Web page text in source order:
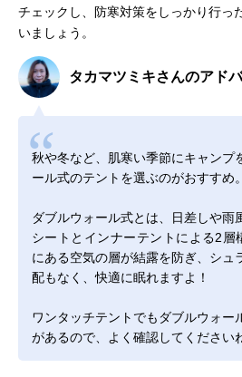
チェックし、防寒対策をしっかり行っ
いましょう。
タカマツミキさんのアド
秋や冬など、肌寒い季節にキャンプ
ール式のテントを選ぶのがおすすめ。
ダブルウォール式とは、日差しや雨
シートとインナーテントによる2層
にある空気の層が結露を防ぎ、シュ
配もなく、快適に眠れますよ！
ワンタッチテントでもダブルウォー
があるので、よく確認してください